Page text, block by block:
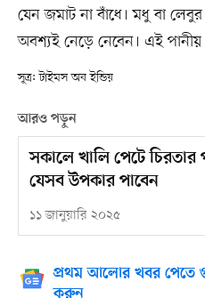
যেন জমাট না বাঁধে। মধু বা
অবশ্যই নেড়ে নেবেন। এই পানীয়
সূত্র: টাইমস অব ইন্ডিয়
আরও পড়ুন
সকালে খালি পেটে চিরতার
যেসব উপকার পাবেন
১১ জানুয়ারি ২০২৫
প্রথম আলোর খবর পেতে
করুন